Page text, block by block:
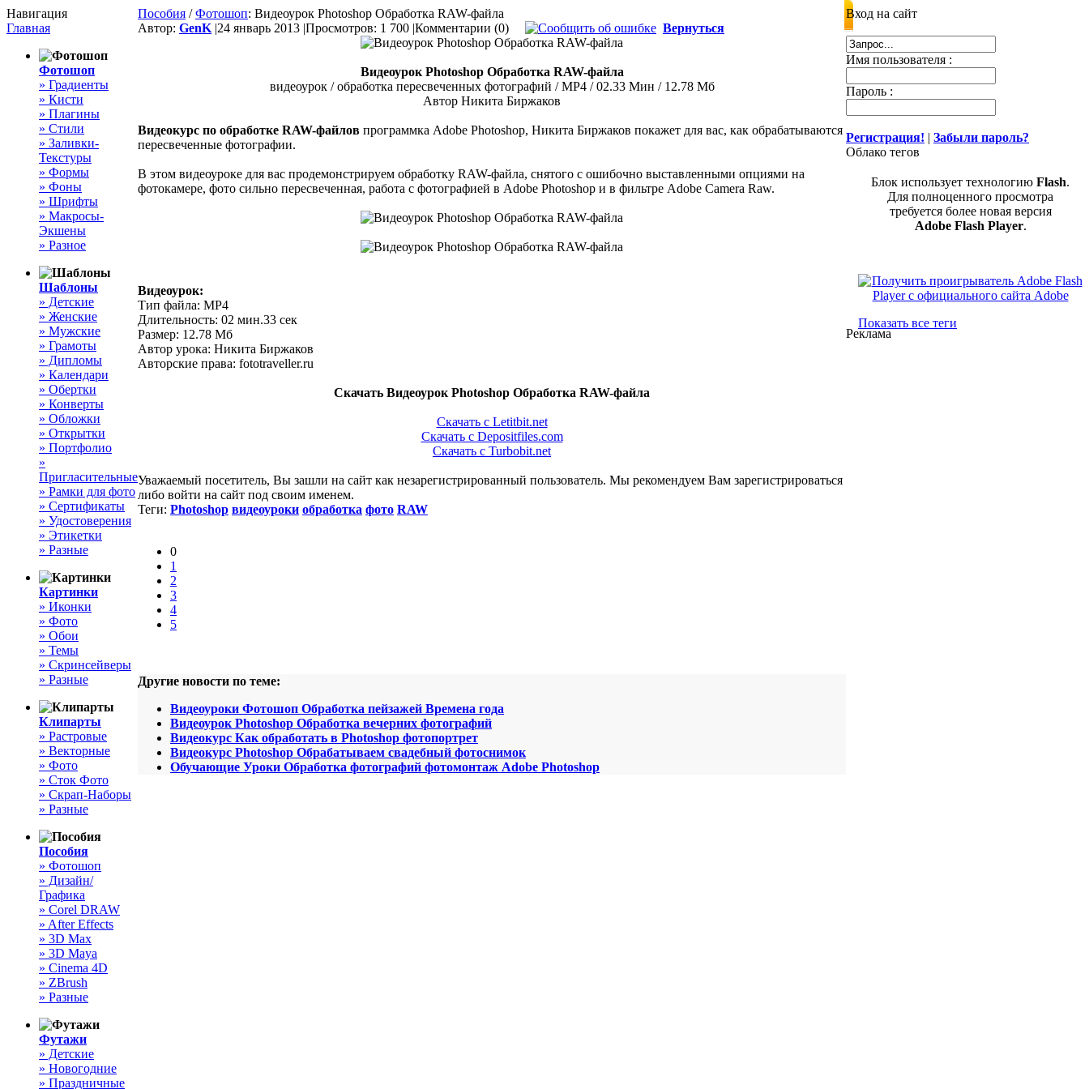
Навигация
Главная
Фотошоп
» Градиенты
» Кисти
» Плагины
» Стили
» Заливки-
Текстуры
» Формы
» Фоны
» Шрифты
» Макросы-
Экшены
» Разное
Шаблоны
» Детские
» Женские
» Мужские
» Грамоты
» Дипломы
» Календари
» Обертки
» Конверты
» Обложки
» Открытки
» Портфолио
»
Пригласительные
» Рамки для фото
» Сертификаты
» Удостоверения
» Этикетки
» Разные
Картинки
» Иконки
» Фото
» Обои
» Темы
» Скринсейверы
» Разные
Клипарты
» Растровые
» Векторные
» Фото
» Сток Фото
» Скрап-Наборы
» Разные
Пособия
» Фотошоп
» Дизайн/
Графика
» Corel DRAW
» After Effects
» 3D Max
» 3D Maya
» Cinema 4D
» ZBrush
» Разные
Футажи
» Детские
» Новогодние
» Праздничные
Пособия /Фотошоп: Видеоурок Photoshop Обработка RAW-файла
Автор: GenK |24 январь 2013 |Просмотров: 1 700 |Комментарии (0) Вернуться
Видеоурок Photoshop Обработка RAW-файла
видеоурок / обработка пересвеченных фотографий / MP4 / 02.33 Мин / 12.78 Мб
Автор Никита Биржаков
Видеокурс по обработке RAW-файлов программка Adobe Photoshop, Никита Биржаков покажет для вас, как обрабатываются
пересвеченные фотографии.
В этом видеоуроке для вас продемонстрируем обработку RAW-файла, снятого с ошибочно выставленными опциями на
фотокамере, фото сильно пересвеченная, работа с фотографией в Adobe Photoshop и в фильтре Adobe Camera Raw.
Видеоурок:
Тип файла: MP4
Длительность: 02 мин.33 сек
Размер: 12.78 Мб
Автор урока: Никита Биржаков
Авторские права: fototraveller.ru
Скачать Видеоурок Photoshop Обработка RAW-файла
Скачать с Letitbit.net
Скачать с Depositfiles.com
Скачать с Turbobit.net
Уважаемый посетитель, Вы зашли на сайт как незарегистрированный пользователь. Мы рекомендуем Вам зарегистрироваться
либо войти на сайт под своим именем.
Теги: Photoshop видеоуроки обработка фото RAW
0
1
2
3
4
5
Другие новости по теме:
Видеоуроки Фотошоп Обработка пейзажей Времена года
Видеоурок Photoshop Обработка вечерних фотографий
Видеокурс Как обработать в Photoshop фотопортрет
Видеокурс Photoshop Обрабатываем свадебный фотоснимок
Обучающие Уроки Обработка фотографий фотомонтаж Adobe Photoshop
Вход на сайт
Имя пользователя :
Пароль :
Регистрация! | Забыли пароль?
Облако тегов
Блок использует технологию Flash.
Для полноценного просмотра
требуется более новая версия
Adobe Flash Player.
Показать все теги
Реклама